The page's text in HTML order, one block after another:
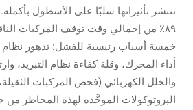
تنتشر تأثيراتها سلبًا على الأسطول
٨٩٪ من إجمالي وقت توقف المركبات
خمسة أسباب رئيسية للفشل: تدهور نظام
أداء المحرك، وقلة كفاءة نظام التبريد،
البروتوكولات الموحَّدة لهذه المخاطر